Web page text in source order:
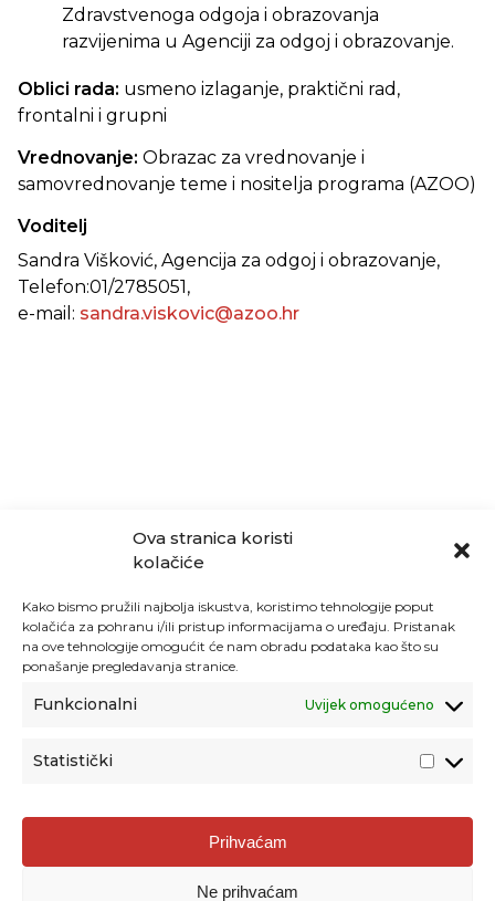
Ova stranica koristi
kolačiće
Kako bismo pružili najbolja iskustva, koristimo tehnologije poput
kolačića za pohranu i/ili pristup informacijama o uređaju. Pristanak
na ove tehnologije omogućit će nam obradu podataka kao što su
ponašanje pregledavanja stranice.
Funkcionalni Uvijek omogućeno
Statistički
Prihvaćam
Ne prihvaćam
Zdravstvenoga odgoja i obrazovanja
razvijenima u Agenciji za odgoj i obrazovanje.
Oblici rada: usmeno izlaganje, praktični rad,
frontalni i grupni
Vrednovanje: Obrazac za vrednovanje i
samovrednovanje teme i nositelja programa (AZOO)
Voditelj
Sandra Višković, Agencija za odgoj i obrazovanje,
Telefon:01/2785051,
e-mail: sandra.viskovic@azoo.hr
Agencija za odgoj i obrazovanje
Donje Svetice 38, 10000 Zagreb
1778129